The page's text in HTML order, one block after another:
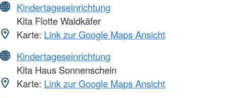
Kindertageseinrichtung
Kita Flotte Waldkäfer
Karte: Link zur Google Maps Ansicht
Kindertageseinrichtung
Kita Haus Sonnenschein
Karte: Link zur Google Maps Ansicht